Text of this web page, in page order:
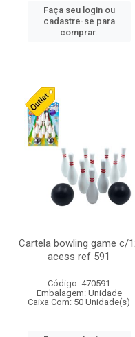
Faça seu login ou
cadastre-se para
comprar.
Cartela bowling game c/
acess ref 591
Código: 470591
Embalagem: Unidade
Caixa Com: 50 Unidade(s)